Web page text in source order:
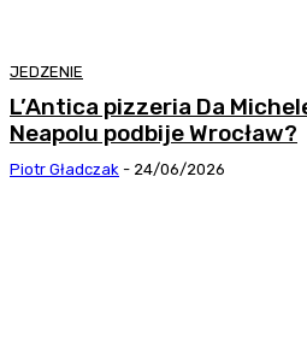
JEDZENIE
L’Antica pizzeria Da
Neapolu podbije Wrocław?
Piotr Gładczak - 24/06/2026